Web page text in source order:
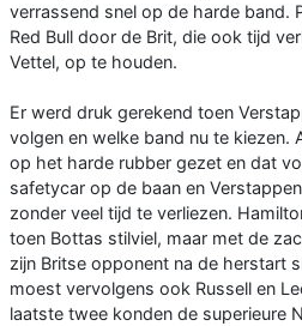
verrassend snel op de harde band.
Red Bull door de Brit, die ook tijd
Vettel, op te houden.
Er werd druk gerekend toen
volgen en welke band nu te kiezen.
op het harde rubber gezet en dat
safetycar op de baan en
zonder veel tijd te verliezen.
toen Bottas stilviel, maar met de
zijn Britse opponent na de herstart
moest vervolgens ook Russell en
laatste twee konden de superieure